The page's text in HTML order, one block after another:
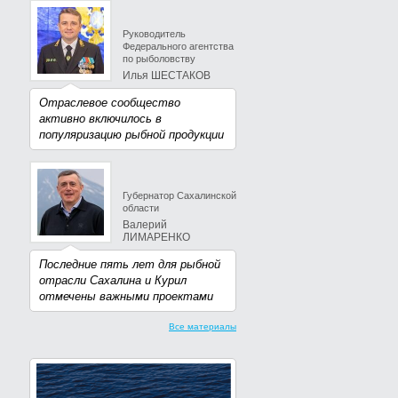
Руководитель
Федерального агентства
по рыболовству
Илья ШЕСТАКОВ
Отраслевое сообщество
активно включилось в
популяризацию рыбной продукции
Губернатор Сахалинской
области
Валерий
ЛИМАРЕНКО
Последние пять лет для рыбной
отрасли Сахалина и Курил
отмечены важными проектами
Все материалы